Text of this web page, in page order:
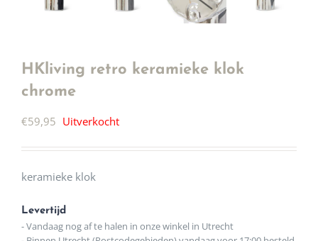
HKliving retro keramieke klok
chrome
€59,95 Uitverkocht
keramieke klok
Levertijd
- Vandaag nog af te halen in onze winkel in Utrecht